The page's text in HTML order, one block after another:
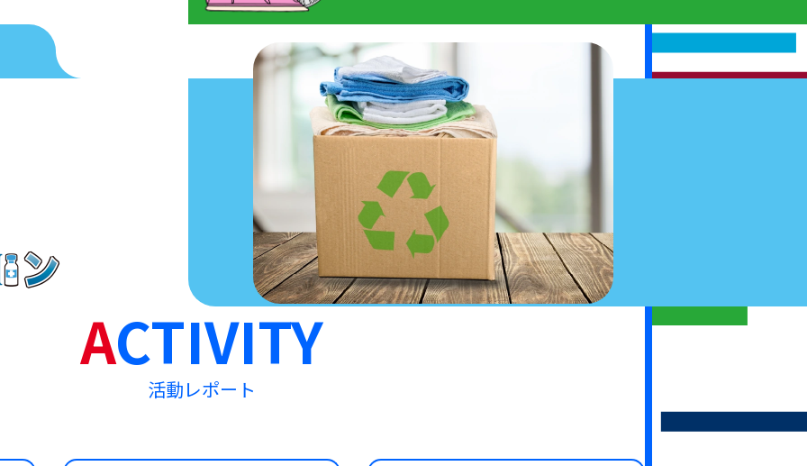
ACTIVITY
活動レポート